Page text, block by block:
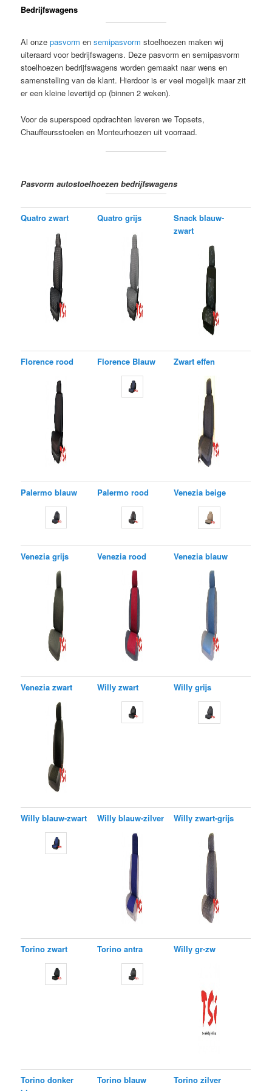
inhoud
inhoud
Bedrijfswagens
Al onzepasvormensemipasvorm stoelhoezen maken wij
uiteraard voor bedrijfswagens. Deze pasvorm en semipasvorm
stoelhoezen bedrijfswagens worden gemaakt naar wens en
samenstelling van de klant. Hierdoor is er veel mogelijk maar zit
er een kleine levertijd op (binnen 2 weken).
Voor de superspoed opdrachten leveren we Topsets,
Chauffeursstoelen en Monteurhoezen uit voorraad.
Pasvorm autostoelhoezen bedrijfswagens
Quatro zwart Quatro grijs
Snack blauw-
zwart
Florence rood Florence Blauw Zwart effen
Palermo blauw Palermo rood Venezia beige
Venezia grijs Venezia rood Venezia blauw
Venezia zwart Willy zwart Willy grijs
Willy blauw-zwart Willy blauw-zilver Willy zwart-grijs
Torino zwart Torino antra Willy gr-zw
Torino donker
Torino blauw Torino zilver